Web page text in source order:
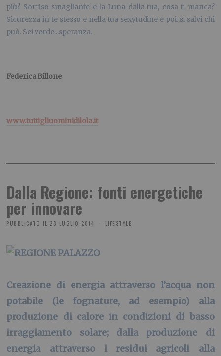
più? Sorriso smagliante e la Luna dalla tua, cosa ti manca?
Sicurezza in te stesso e nella tua sexytudine e poi..si salvi chi
può. Sei verde ..speranza.
Federica Billone
www.tuttigliuominidilola.it
Dalla Regione: fonti energetiche
per innovare
PUBBLICATO IL 28 LUGLIO 2014 LIFESTYLE
Creazione di energia attraverso l’acqua non
potabile (le fognature, ad esempio) alla
produzione di calore in condizioni di basso
irraggiamento solare; dalla produzione di
energia attraverso i residui agricoli alla